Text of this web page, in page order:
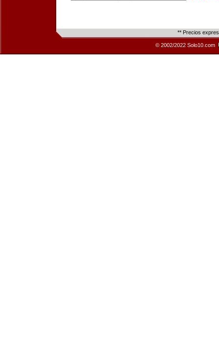
** Precios
© 2002/2022 Solo10.com